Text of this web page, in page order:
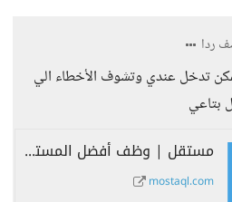
ردا
تدخل عندي وتشوف الأخطاء الي
بتاعي
مستقل | وظف أفضل المستقلين لإنجاز أعمالك
mostaql.com